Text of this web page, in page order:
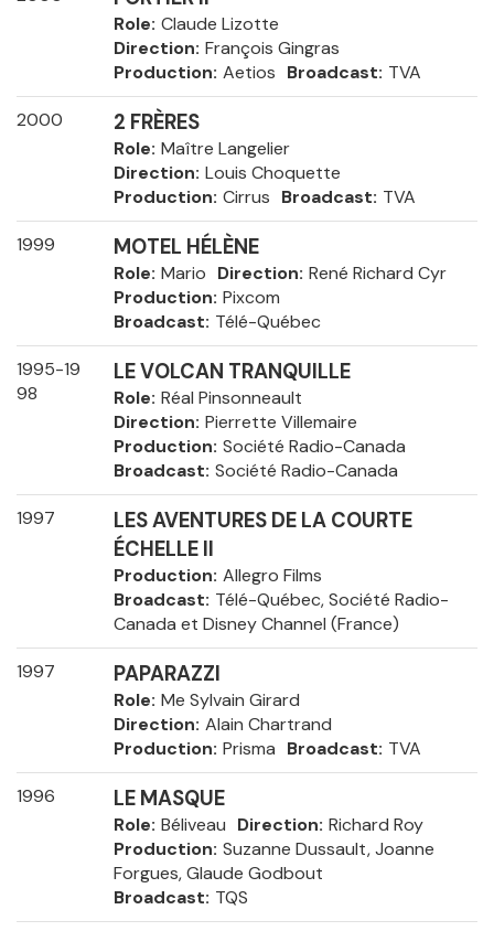
Role Claude Lizotte
Direction François Gingras
Production Aetios Broadcast TVA
2000 2 FRÈRES
Role Maître Langelier
Direction Louis Choquette
Production Cirrus Broadcast TVA
1999 MOTEL HÉLÈNE
Role Mario Direction René Richard Cyr
Production Pixcom
Broadcast Télé-Québec
1995-19
98
LE VOLCAN TRANQUILLE
Role Réal Pinsonneault
Direction Pierrette Villemaire
Production Société Radio-Canada
Broadcast Société Radio-Canada
1997
LES AVENTURES DE LA COURTE
ÉCHELLE II
Production Allegro Films
Broadcast Télé-Québec, Société Radio-
Canada et Disney Channel (France)
1997 PAPARAZZI
Role Me Sylvain Girard
Direction Alain Chartrand
Production Prisma Broadcast TVA
1996 LE MASQUE
Role Béliveau Direction Richard Roy
Production Suzanne Dussault, Joanne
Forgues, Glaude Godbout
Broadcast TQS